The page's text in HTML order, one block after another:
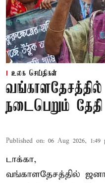
உலக செய்திகள்
நடைபெறும் தேதி
Published on: 06 Aug 2026, 1:49
டாக்கா,
வங்காளதேசத்தில்